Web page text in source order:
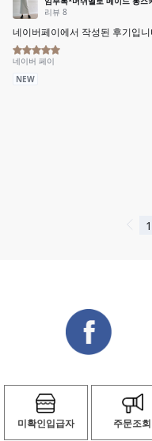
미확인입급자 주문조회